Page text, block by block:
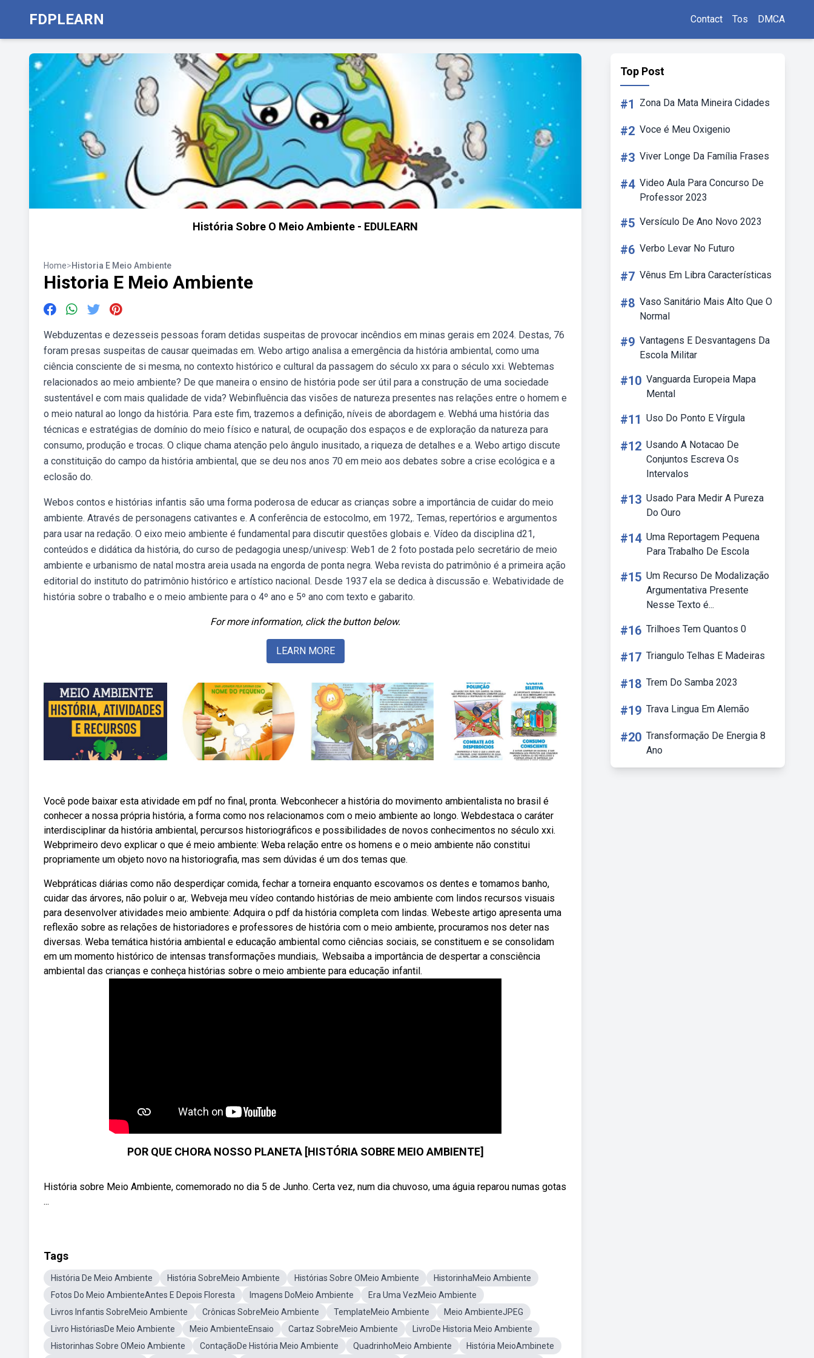
FDPLEARN Contact Tos DMCA
História Sobre O Meio Ambiente - EDULEARN
Home>Historia E Meio Ambiente
Historia E Meio Ambiente
Webduzentas e dezesseis pessoas foram detidas suspeitas de provocar incêndios em minas gerais em 2024. Destas, 76
foram presas suspeitas de causar queimadas em. Webo artigo analisa a emergência da história ambiental, como uma
ciência consciente de si mesma, no contexto histórico e cultural da passagem do século xx para o século xxi. Webtemas
relacionados ao meio ambiente? De que maneira o ensino de história pode ser útil para a construção de uma sociedade
sustentável e com mais qualidade de vida? Webinfluência das visões de natureza presentes nas relações entre o homem e
o meio natural ao longo da história. Para este fim, trazemos a definição, níveis de abordagem e. Webhá uma história das
técnicas e estratégias de domínio do meio físico e natural, de ocupação dos espaços e de exploração da natureza para
consumo, produção e trocas. O clique chama atenção pelo ângulo inusitado, a riqueza de detalhes e a. Webo artigo discute
a constituição do campo da história ambiental, que se deu nos anos 70 em meio aos debates sobre a crise ecológica e a
eclosão do.
Webos contos e histórias infantis são uma forma poderosa de educar as crianças sobre a importância de cuidar do meio
ambiente. Através de personagens cativantes e. A conferência de estocolmo, em 1972,. Temas, repertórios e argumentos
para usar na redação. O eixo meio ambiente é fundamental para discutir questões globais e. Vídeo da disciplina d21,
conteúdos e didática da história, do curso de pedagogia unesp/univesp: Web1 de 2 foto postada pelo secretário de meio
ambiente e urbanismo de natal mostra areia usada na engorda de ponta negra. Weba revista do patrimônio é a primeira ação
editorial do instituto do patrimônio histórico e artístico nacional. Desde 1937 ela se dedica à discussão e. Webatividade de
história sobre o trabalho e o meio ambiente para o 4º ano e 5º ano com texto e gabarito.
For more information, click the button below.
LEARN MORE
Você pode baixar esta atividade em pdf no final, pronta. Webconhecer a história do movimento ambientalista no brasil é
conhecer a nossa própria história, a forma como nos relacionamos com o meio ambiente ao longo. Webdestaca o caráter
interdisciplinar da história ambiental, percursos historiográficos e possibilidades de novos conhecimentos no século xxi.
Webprimeiro devo explicar o que é meio ambiente: Weba relação entre os homens e o meio ambiente não constitui
propriamente um objeto novo na historiografia, mas sem dúvidas é um dos temas que.
Webpráticas diárias como não desperdiçar comida, fechar a torneira enquanto escovamos os dentes e tomamos banho,
cuidar das árvores, não poluir o ar,. Webveja meu vídeo contando histórias de meio ambiente com lindos recursos visuais
para desenvolver atividades meio ambiente: Adquira o pdf da história completa com lindas. Webeste artigo apresenta uma
reflexão sobre as relações de historiadores e professores de história com o meio ambiente, procuramos nos deter nas
diversas. Weba temática história ambiental e educação ambiental como ciências sociais, se constituem e se consolidam
em um momento histórico de intensas transformações mundiais,. Websaiba a importância de despertar a consciência
ambiental das crianças e conheça histórias sobre o meio ambiente para educação infantil.
POR QUE CHORA NOSSO PLANETA [HISTÓRIA SOBRE MEIO AMBIENTE]
História sobre Meio Ambiente, comemorado no dia 5 de Junho. Certa vez, num dia chuvoso, uma águia reparou numas gotas
...
Tags
História De Meio Ambiente História SobreMeio Ambiente Histórias Sobre OMeio Ambiente
HistorinhaMeio Ambiente
Fotos Do Meio AmbienteAntes E Depois Floresta
Imagens DoMeio Ambiente
Era Uma VezMeio Ambiente
Livros Infantis SobreMeio Ambiente
Crônicas SobreMeio Ambiente TemplateMeio Ambiente
Meio AmbienteJPEG
Livro HistóriasDe Meio Ambiente
Meio AmbienteEnsaio Cartaz SobreMeio Ambiente
LivroDe Historia Meio Ambiente
Historinhas Sobre OMeio Ambiente
ContaçãoDe História Meio Ambiente QuadrinhoMeio Ambiente
História MeioAmbinete
Top Post
#1 Zona Da Mata Mineira Cidades
#2 Voce é Meu Oxigenio
#3 Viver Longe Da Família Frases
#4 Video Aula Para Concurso De
Professor 2023
#5 Versículo De Ano Novo 2023
#6 Verbo Levar No Futuro
#7 Vênus Em Libra Características
#8 Vaso Sanitário Mais Alto Que O
Normal
#9 Vantagens E Desvantagens Da
Escola Militar
#10 Vanguarda Europeia Mapa
Mental
#11 Uso Do Ponto E Vírgula
#12 Usando A Notacao De
Conjuntos Escreva Os
Intervalos
#13 Usado Para Medir A Pureza
Do Ouro
#14 Uma Reportagem Pequena
Para Trabalho De Escola
#15 Um Recurso De Modalização
Argumentativa Presente
Nesse Texto é...
#16 Trilhoes Tem Quantos 0
#17 Triangulo Telhas E Madeiras
#18 Trem Do Samba 2023
#19 Trava Lingua Em Alemão
#20 Transformação De Energia 8
Ano